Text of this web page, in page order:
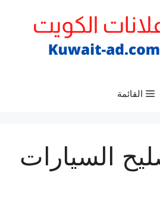
القائمة
السيارات